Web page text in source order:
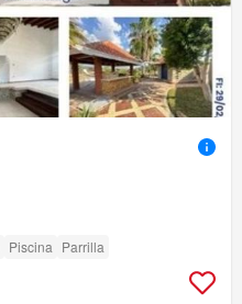
Piscina Parrilla